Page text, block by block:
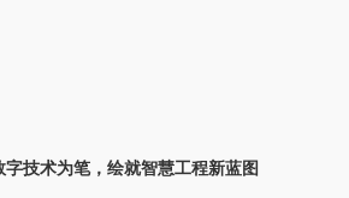
技术为笔，绘就智慧工程新蓝图